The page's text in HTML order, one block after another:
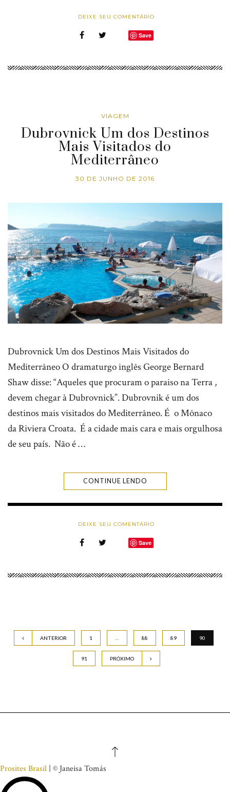
DEIXE SEU COMENTÁRIO
Save
VIAGEM
Dubrovnick Um dos Destinos
Mais Visitados do
Mediterrâneo
30 DE JUNHO DE 2016
Dubrovnick Um dos Destinos Mais Visitados do
Mediterrâneo O dramaturgo inglês George Bernard
Shaw disse: “Aqueles que procuram o paraiso na Terra ,
devem chegar à Dubrovnick”. Dubrovnik é um dos
destinos mais visitados do Mediterrâneo. É o Mônaco
da Riviera Croata. É a cidade mais cara e mais orgulhosa
de seu país. Não é …
CONTINUE LENDO
DEIXE SEU COMENTÁRIO
Save
ANTERIOR 1 88 89 90
91 PRÓXIMO
Prosites Brasil | © Janeisa Tomás